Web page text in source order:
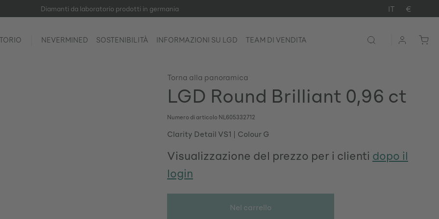
Diamanti da laboratorio prodotti in germania IT €
NEVERMINED SOSTENIBILITÀ INFORMAZIONI SU LGD TEAM DI VENDITA
Torna alla panoramica
LGD Round Brilliant 0,96 ct
Numero di articolo NL605332712
Clarity Detail VS1 Colour G
Visualizzazione del prezzo per i clienti dopo il
login
Nel carrello